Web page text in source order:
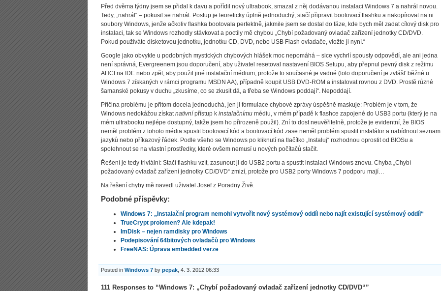
Před dvěma týdny jsem se přidal k davu a pořídil nový ultrabook, smazal z něj dodávanou instalaci Windows 7 a nahrál novou.
Tedy, „nahrál“ – pokusil se nahrát. Postup je teoreticky úplně jednoduchý, stačí připravit bootovací flashku a nakopírovat na ni
soubory Windows, jenže ačkoliv flashka bootovala perfektně, jakmile jsem se dostal do fáze, kde bych měl zadat cílový disk pro
instalaci, tak se Windows rozhodly stávkovat a poctily mě chybou „Chybí požadovaný ovladač zařízení jednotky CD/DVD.
Pokud používáte disketovou jednotku, jednotku CD, DVD, nebo USB Flash ovladače, vložte ji nyní.“
Google jako obvykle u podobných mystických chybových hlášek moc nepomáhá – sice vychrlí spousty odpovědí, ale ani jedna
není správná, Evergreenem jsou doporučení, aby uživatel resetoval nastavení BIOS Setupu, aby přepnul pevný disk z režimu
AHCI na IDE nebo zpět, aby použil jiné instalační médium, protože to současné je vadné (toto doporučení je zvlášť běžné u
Windows 7 získaných v rámci programu MSDN AA), případně koupit USB DVD-ROM a instalovat rovnou z DVD. Prostě různé
šamanské pokusy v duchu „zkusíme, co se zkusit dá, a třeba se Windows poddají“. Nepoddají.
Příčina problému je přitom docela jednoduchá, jen ji formulace chybové zprávy úspěšně maskuje: Problém je v tom, že
Windows nedokážou získatnativnípřístup k instalačnímumédiu, v mém případě k flashce zapojené do USB3 portu (který je na
mém ultrabooku nejlépe dostupný, takže jsem ho přirozeně použil). Zní to dost neuvěřitelně, protože je evidentní, že BIOS
neměl problém z tohoto média spustit bootovací kód a bootovací kód zase neměl problém spustit instalátor a nabídnout seznam
jazyků nebo příkazový řádek. Podle všeho se Windows po kliknutí na tlačítko „Instaluj“ rozhodnou oprostit od BIOSu a
spolehnout se na vlastní prostředky, které ovšem nemusí u nových počítačů stačit.
Řešení je tedy triviální: Stačí flashku vzít, zasunout ji do USB2 portu a spustit instalaci Windows znovu. Chyba „Chybí
požadovaný ovladač zařízení jednotky CD/DVD“ zmizí, protože pro USB2 porty Windows 7 podporu mají…
Na řešení chyby mě navedl uživatel Josef z Poradny Živě.
Podobné příspěvky:
Windows 7: „Instalační program nemohl vytvořit nový systémový oddíl nebo najít existující systémový oddíl“
TrueCrypt prolomen? Ale kdepak!
ImDisk – nejen ramdisky pro Windows
Podepisování 64bitových ovladačů pro Windows
FreeNAS: Úprava embedded verze
Posted in Windows 7by pepak, 4. 3. 2012 06:33
111 Responses to “Windows 7: „Chybí požadovaný ovladač zařízení jednotky CD/DVD“”